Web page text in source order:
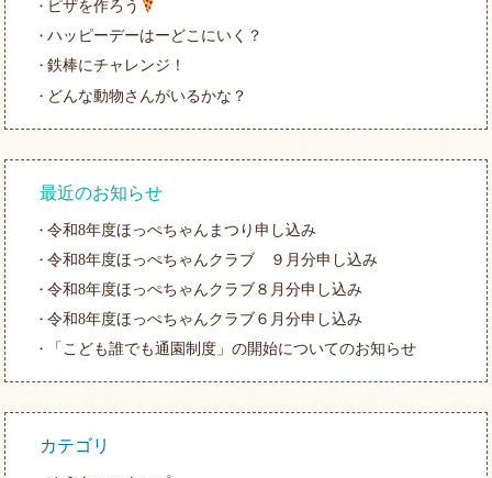
ピザを作ろう
ハッピーデーはーどこにいく？
鉄棒にチャレンジ！
どんな動物さんがいるかな？
最近のお知らせ
令和8年度ほっぺちゃんまつり申し込み
令和8年度ほっぺちゃんクラブ ９月分申し込み
令和8年度ほっぺちゃんクラブ８月分申し込み
令和8年度ほっぺちゃんクラブ６月分申し込み
「こども誰でも通園制度」の開始についてのお知らせ
カテゴリ